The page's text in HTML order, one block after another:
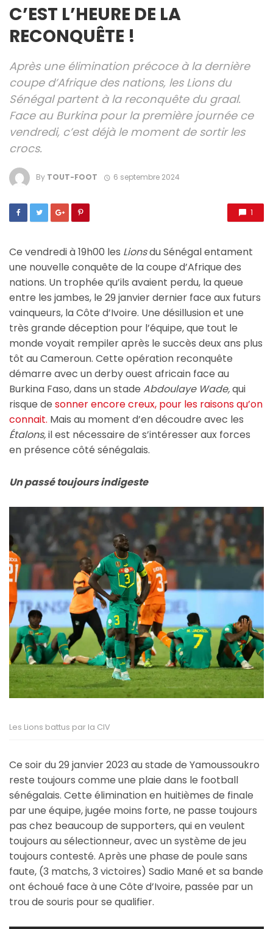
C’EST L’HEURE DE LA
RECONQUÊTE !
Après une élimination précoce à la dernière
coupe d’Afrique des nations, les Lions du
Sénégal partent à la reconquête du graal.
Face au Burkina pour la première journée ce
vendredi, c’est déjà le moment de sortir les
crocs.
By TOUT-FOOT 6 septembre 2024
1
Ce vendredi à 19h00 les Lionsdu Sénégal entament
une nouvelle conquête de la coupe d’Afrique des
nations. Un trophée qu’ils avaient perdu, la queue
entre les jambes, le 29 janvier dernier face aux futurs
vainqueurs, la Côte d’Ivoire. Une désillusion et une
très grande déception pour l’équipe, que tout le
monde voyait rempiler après le succès deux ans plus
tôt au Cameroun. Cette opération reconquête
démarre avec un derby ouest africain face au
Burkina Faso, dans un stade Abdoulaye Wade,qui
risque de sonner encore creux, pour les raisons qu’on
connait. Mais au moment d’en découdre avec les
Étalons,il est nécessaire de s’intéresser aux forces
en présence côté sénégalais.
Un passé toujours indigeste
Les Lions battus par la CIV
Ce soir du 29 janvier 2023 au stade de Yamoussoukro
reste toujours comme une plaie dans le football
sénégalais. Cette élimination en huitièmes de finale
par une équipe, jugée moins forte, ne passe toujours
pas chez beaucoup de supporters, qui en veulent
toujours au sélectionneur, avec un système de jeu
toujours contesté. Après une phase de poule sans
faute, (3 matchs, 3 victoires) Sadio Mané et sa bande
ont échoué face à une Côte d’Ivoire, passée par un
trou de souris pour se qualifier.